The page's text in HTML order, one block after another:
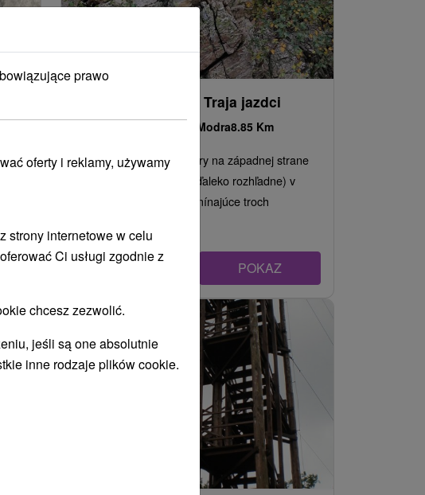
Kremencové skaly Traja jazdci
Modra8.85 Km
Kremencové skalné útvary na západnej strane
vrchu Veľká Homoľa (neďaleko rozhľadne) v
Malých Karpatoch pripomínajúce troch
POKAZ
prawo
oferty i reklamy, używamy
strony internetowe w celu
Ci usługi zgodnie z
chcesz zezwolić.
jeśli są one absolutnie
inne rodzaje plików cookie.